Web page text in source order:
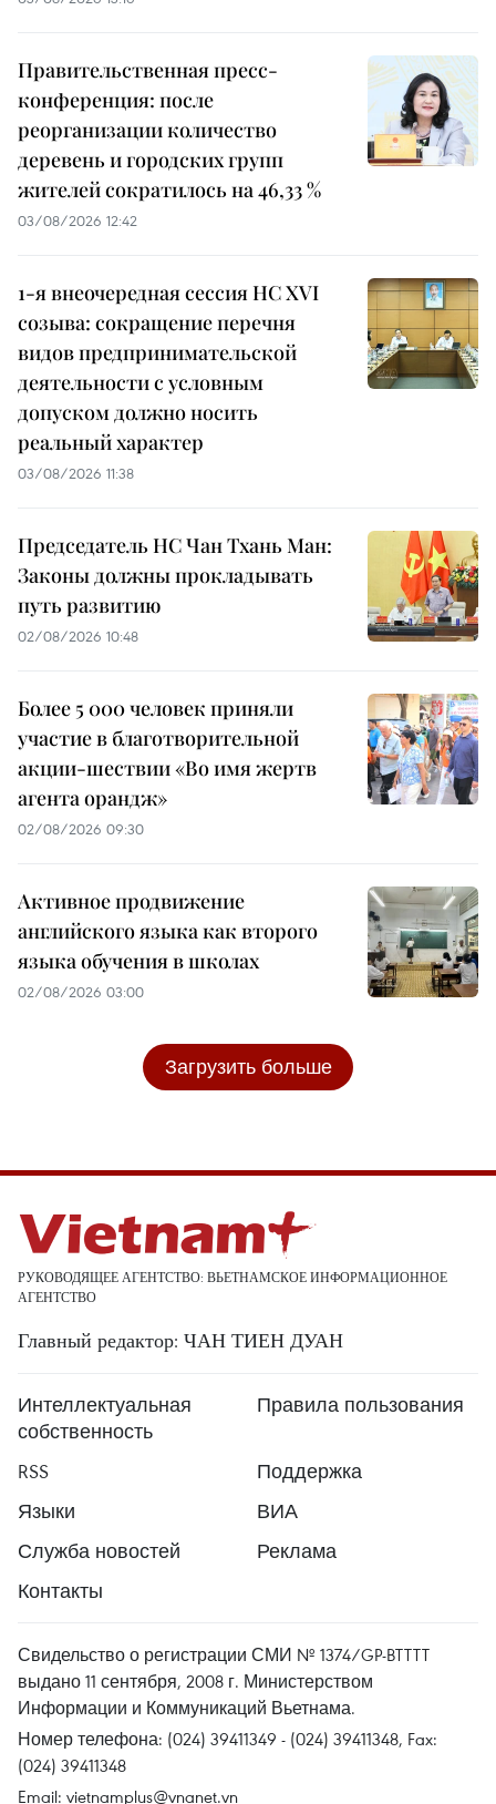
Правительственная пресс-
конференция: после
реорганизации количество
деревень и городских групп
жителей сократилось на 46,33 %
03/08/2026 12:42
1-я внеочередная сессия НС XVI
созыва: сокращение перечня
видов предпринимательской
деятельности с условным
допуском должно носить
реальный характер
03/08/2026 11:38
Председатель НС Чан Тхань Ман:
Законы должны прокладывать
путь развитию
02/08/2026 10:48
Более 5 000 человек приняли
участие в благотворительной
акции-шествии «Во имя жертв
агента орандж»
02/08/2026 09:30
Активное продвижение
английского языка как второго
языка обучения в школах
02/08/2026 03:00
Загрузить больше
РУКОВОДЯЩЕЕ АГЕНТСТВО: ВЬЕТНАМСКОЕ ИНФОРМАЦИОННОЕ
АГЕНТСТВО
Главный редактор: ЧАН ТИЕН ДУАН
Интеллектуальная
собственность
Правила пользования
RSS
Поддержка
Языки
ВИА
Служба новостей
Реклама
Контакты
Свидельство о регистрации СМИ № 1374/GP-BTTTT
выдано 11 сентября, 2008 г. Министерством
Информации и Коммуникаций Вьетнама.
Номер телефона: (024) 39411349 - (024) 39411348, Fax:
(024) 39411348
Email: vietnamplus@vnanet.vn